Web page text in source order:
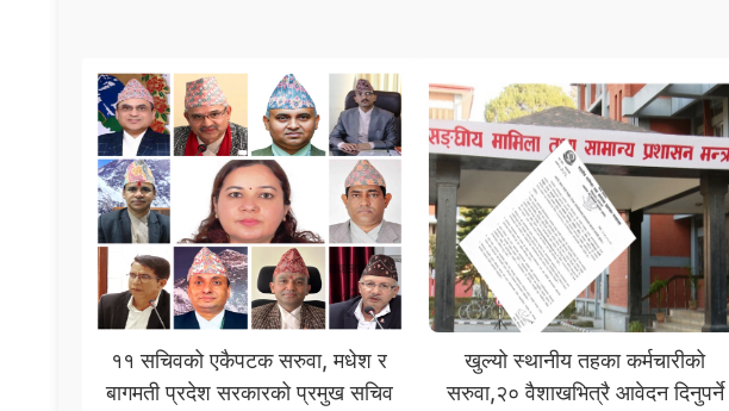
११ सचिवको एकैपटक सरुवा, मधेश र
बागमती प्रदेश सरकारको प्रमुख सचिव
खुल्यो स्थानीय तहका कर्मचारीको
सरुवा,२० वैशाखभित्रै आवेदन दिनुपर्ने